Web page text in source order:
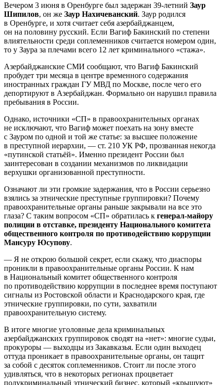
Вечером 3 июня в Оренбурге был задержан 39-летний Заур
Шипилов, он же Заур Нахичеванский. Заур родился
в Оренбурге, и хотя считает себя азербайджанцем,
он на половину русский. Если Вагиф Бакинский по степени
влиятельности среди соплеменников считается номером один,
то у Заура за плечами всего 12 лет криминального «стажа».
Азербайджанские СМИ сообщают, что Вагиф Бакинский
пробудет три месяца в центре временного содержания
иностранных граждан ГУ МВД по Москве, после чего его
депортируют в Азербайджан. Формально он нарушил правила
пребывания в России.
Однако, источники «СП» в правоохранительных органах
не исключают, что Вагиф может поехать на зону вместе
с Зауром по одной и той же статье: за высшее положение
в преступной иерархии, — ст. 210 УК РФ, прозванная некогда
«путинской статьёй». Именно президент России был
заинтересован в создании механизмов по ликвидации
верхушки организованной преступности.
Означают ли эти громкие задержания, что в России серьезно
взялись за этнические преступные группировки? Почему
правоохранительные органы раньше закрывали на все это
глаза? С таким вопросом «СП» обратилась к генерал-майору
полиции в отставке, президенту Национального комитета
общественного контроля по противодействию коррупции
Мансуру Юсупову.
— Я не открою большой секрет, если скажу, что диаспоры
проникли в правоохранительные органы России. К нам
в Национальный комитет общественного контроля
по противодействию коррупции в последнее время поступают
сигналы из Ростовской области и Краснодарского края, где
этнические группировки, по сути, захватили
правоохранительную систему.
В итоге многие уголовные дела криминальных
азербайджанских группировок сводят на «нет»: многие судьи,
прокуроры — выходцы из Закавказья. Если один выходец
оттуда проникает в правоохранительные органы, он тащит
за собой с десяток соплеменников. Стоит ли после этого
удивляться, что в некоторых регионах процветает
полукриминальный этнический бизнес, который «крышуют»